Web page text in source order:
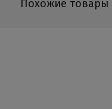
Похожие товары